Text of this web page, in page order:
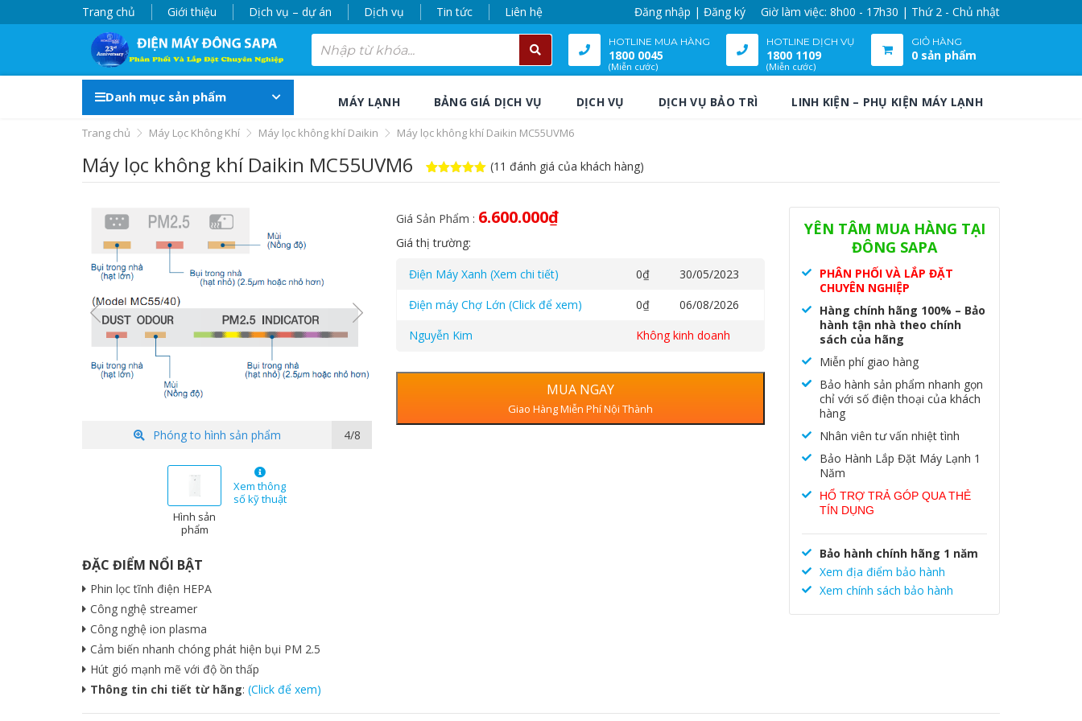
Trang chủ Giới thiệu Dịch vụ – dự án Dịch vụ Tin tức Liên hệ Đăng nhập | Đăng ký Giờ làm việc: 8h00 - 17h30 | Thứ 2 - Chủ nhật
HOTLINE MUA HÀNG
1800 0045
(Miễn cước)
HOTLINE DỊCH VỤ
1800 1109
(Miễn cước)
GIỎ HÀNG
0 sản phẩm
Danh mục sản phẩm MÁY LẠNH BẢNG GIÁ DỊCH VỤ DỊCH VỤ DỊCH VỤ BẢO TRÌ LINH KIỆN – PHỤ KIỆN MÁY LẠNH
Trang chủ Máy Lọc Không Khí Máy lọc không khí Daikin Máy lọc không khí Daikin MC55UVM6
Máy lọc không khí Daikin MC55UVM6
5trên 5
11
(11 đánh giá của khách hàng)
Phóng to hình sản phẩm 5/8
Hình sản
phẩm
Xem thông
số kỹ thuật
ĐẶC ĐIỂM NỔI BẬT
Phin lọc tĩnh điện HEPA
Công nghệ streamer
Công nghệ ion plasma
Cảm biến nhanh chóng phát hiện bụi PM 2.5
Hút gió mạnh mẽ với độ ồn thấp
Thông tin chi tiết từ hãng: (Click để xem)
Giá Sản Phẩm : 6.600.000₫
Giá thị trường:
Điện Máy Xanh (Xem chi tiết) 0₫
30/05/2023
Điện máy Chợ Lớn (Click để xem)
0₫
06/08/2026
Nguyễn Kim
Không kinh doanh
MUA NGAY
Giao Hàng Miễn Phí Nội Thành
YÊN TÂM MUA HÀNG TẠI
ĐÔNG SAPA
PHÂN PHỐI VÀ LẮP ĐẶT
CHUYÊN NGHIỆP
Hàng chính hãng 100% – Bảo
hành tận nhà theo chính
sách của hãng
Miễn phí giao hàng
Bảo hành sản phẩm nhanh gọn
chỉ với số điện thoại của khách
hàng
Nhân viên tư vấn nhiệt tình
Bảo Hành Lắp Đặt Máy Lạnh 1
Năm
HỔ TRỢ TRẢ GÓP QUA THẺ
TÍN DỤNG
Bảo hành chính hãng 1 năm
Xem địa điểm bảo hành
Xem chính sách bảo hành